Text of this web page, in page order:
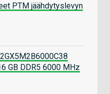
PTM jäähdytyslevyn
GB DDR5 6000 MHz